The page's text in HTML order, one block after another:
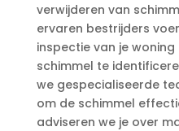
verwijderen van
ervaren bestrijders
inspectie van je
schimmel te
we gespecialiseerde
om de schimmel
adviseren we je over